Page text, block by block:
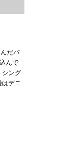
だバ
んで
シング
はデニ